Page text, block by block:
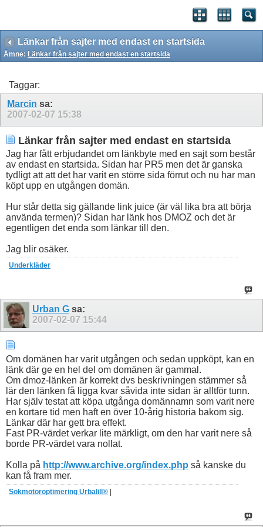
Länkar från sajter med endast en startsida
Ämne: Länkar från sajter med endast en startsida
Taggar:
Marcin sa:
2007-02-07 15:38
Länkar från sajter med endast en startsida
Jag har fått erbjudandet om länkbyte med en sajt som består
av endast en startsida. Sidan har PR5 men det är ganska
tydligt att att det har varit en större sida förrut och nu har man
köpt upp en utgången domän.
Hur står detta sig gällande link juice (är väl lika bra att börja
använda termen)? Sidan har länk hos DMOZ och det är
egentligen det enda som länkar till den.
Jag blir osäker.
Underkläder
Urban G sa:
2007-02-07 15:44
Om domänen har varit utgången och sedan uppköpt, kan en
länk där ge en hel del om domänen är gammal.
Om dmoz-länken är korrekt dvs beskrivningen stämmer så
lär den länken få ligga kvar såvida inte sidan är alltför tunn.
Har själv testat att köpa utgånga domännamn som varit nere
en kortare tid men haft en över 10-årig historia bakom sig.
Länkar där har gett bra effekt.
Fast PR-värdet verkar lite märkligt, om den har varit nere så
borde PR-värdet vara nollat.
Kolla på http://www.archive.org/index.php så kanske du
kan få fram mer.
Sökmotoroptimering Urbalill®